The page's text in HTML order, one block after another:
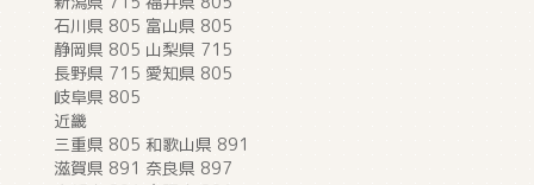
石川県 805 富山県 805
静岡県 805 山梨県 715
長野県 715 愛知県 805
岐阜県 805
近畿
三重県 805 和歌山県 891
滋賀県 891 奈良県 897